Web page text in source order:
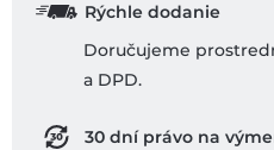
Rýchle dodanie
Doručujeme
a DPD.
30 dní právo na